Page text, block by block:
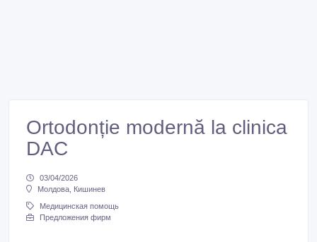
Ortodonție modernă la clinica
DAC
03/04/2026
Молдова, Кишинев
Медицинская помощь
Предложения фирм